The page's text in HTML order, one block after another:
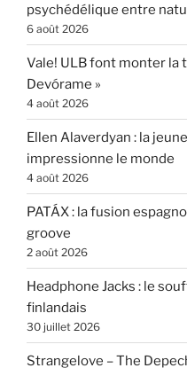
psychédélique entre
6 août 2026
Vale! ULB font monter la
Devórame »
4 août 2026
Ellen Alaverdyan : la
impressionne le monde
4 août 2026
PATÁX : la fusion
groove
2 août 2026
Headphone Jacks : le
finlandais
30 juillet 2026
Strangelove – The